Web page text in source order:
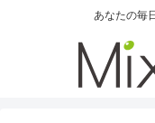
あなたの毎